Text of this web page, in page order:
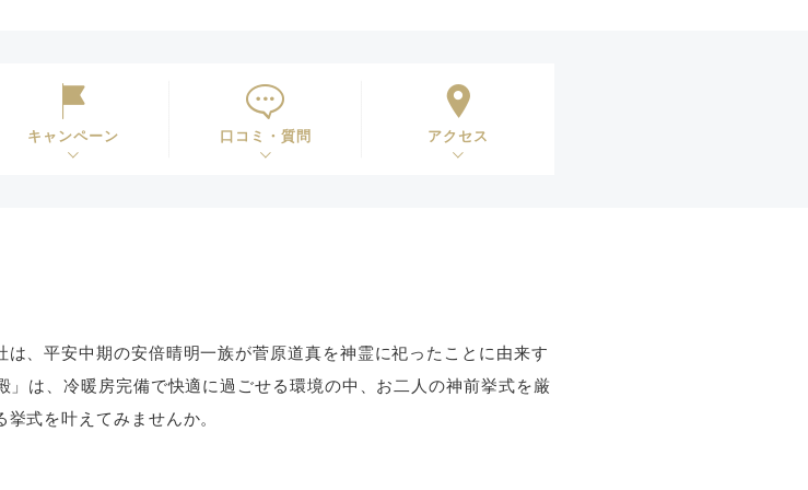
キャンペーン 口コミ・質問 アクセス
、平安中期の安倍晴明一族が菅原道真を神霊に祀ったことに由来す
は、冷暖房完備で快適に過ごせる環境の中、お二人の神前挙式を厳
式を叶えてみませんか。